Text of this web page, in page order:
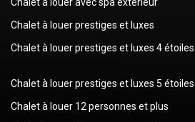
Chalet à louer prestiges et luxes
Chalet à louer prestiges et luxes 4 étoiles
Chalet à louer prestiges et luxes 5 étoiles
Chalet à louer 12 personnes et plus